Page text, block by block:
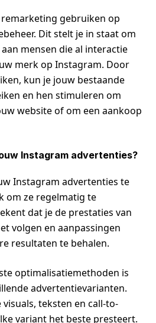
gebruiken op
Dit stelt je in staat om
mensen die al interactie
merk op Instagram. Door
kun je jouw bestaande
en hen stimuleren om
website of om een aankoop
Instagram advertenties?
Instagram advertenties te
om ze regelmatig te
dat je de prestaties van
volgen en aanpassingen
resultaten te behalen.
optimalisatiemethoden is
advertentievarianten.
teksten en call-to-
variant het beste presteert.